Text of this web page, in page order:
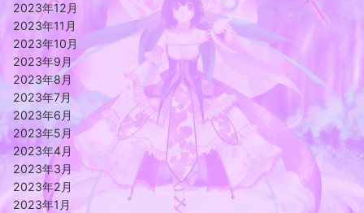
2023年12月
2023年11月
2023年10月
2023年9月
2023年8月
2023年7月
2023年6月
2023年5月
2023年4月
2023年3月
2023年2月
2023年1月